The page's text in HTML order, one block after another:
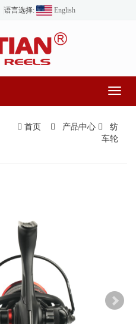
语言选择: English
首页 产品中心
纺
车轮